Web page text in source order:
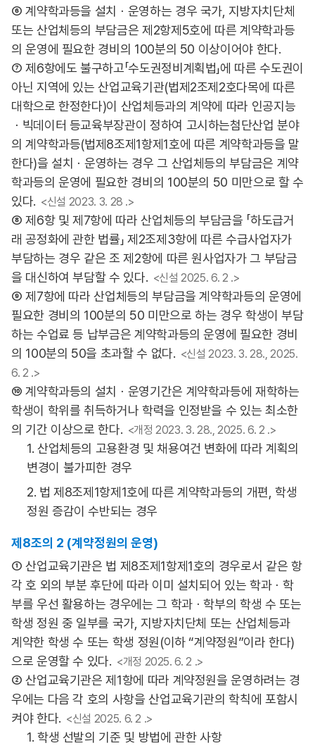
⑥ 계약학과등을 설치ㆍ운영하는 경우 국가, 지방자치단체
또는 산업체등의 부담금은 제2항제5호에 따른 계약학과등
의 운영에 필요한 경비의 100분의 50 이상이어야 한다.
⑦ 제6항에도 불구하고「수도권정비계획법」에 따른 수도권이
아닌 지역에 있는 산업교육기관(법제2조제2호다목에 따른
대학으로 한정한다)이 산업체등과의 계약에 따라 인공지능
ㆍ빅데이터 등교육부장관이 정하여 고시하는첨단산업 분야
의 계약학과등(법제8조제1항제1호에 따른 계약학과등을 말
한다)을 설치ㆍ운영하는 경우 그 산업체등의 부담금은 계약
학과등의 운영에 필요한 경비의 100분의 50 미만으로 할 수
있다. <신설 2023. 3. 28 .>
⑧ 제6항 및 제7항에 따라 산업체등의 부담금을 「하도급거
래 공정화에 관한 법률」 제2조제3항에 따른 수급사업자가
부담하는 경우 같은 조 제2항에 따른 원사업자가 그 부담금
을 대신하여 부담할 수 있다. <신설 2025. 6. 2 .>
⑨ 제7항에 따라 산업체등의 부담금을 계약학과등의 운영에
필요한 경비의 100분의 50 미만으로 하는 경우 학생이 부담
하는 수업료 등 납부금은 계약학과등의 운영에 필요한 경비
의 100분의 50을 초과할 수 없다. <신설 2023. 3. 28., 2025.
6. 2 .>
⑩ 계약학과등의 설치ㆍ운영기간은 계약학과등에 재학하는
학생이 학위를 취득하거나 학력을 인정받을 수 있는 최소한
의 기간 이상으로 한다. <개정 2023. 3. 28., 2025. 6. 2 .>
1. 산업체등의 고용환경 및 채용여건 변화에 따라 계획의
변경이 불가피한 경우
2. 법 제8조제1항제1호에 따른 계약학과등의 개편, 학생
정원 증감이 수반되는 경우
제8조의 2 (계약정원의 운영)
① 산업교육기관은 법 제8조제1항제1호의 경우로서 같은 항
각 호 외의 부분 후단에 따라 이미 설치되어 있는 학과ㆍ학
부를 우선 활용하는 경우에는 그 학과ㆍ학부의 학생 수 또는
학생 정원 중 일부를 국가, 지방자치단체 또는 산업체등과
계약한 학생 수 또는 학생 정원(이하 “계약정원”이라 한다)
으로 운영할 수 있다. <개정 2025. 6. 2 .>
② 산업교육기관은 제1항에 따라 계약정원을 운영하려는 경
우에는 다음 각 호의 사항을 산업교육기관의 학칙에 포함시
켜야 한다. <신설 2025. 6. 2 .>
1. 학생 선발의 기준 및 방법에 관한 사항